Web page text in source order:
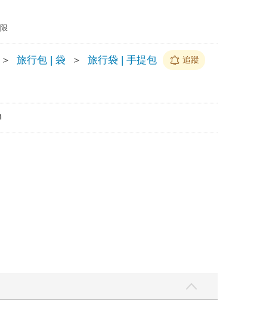
＞ 旅行包 | 袋 ＞ 旅行袋 | 手提包 追蹤